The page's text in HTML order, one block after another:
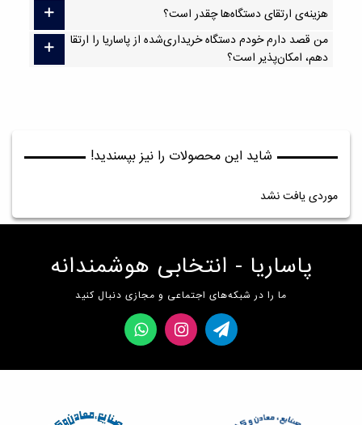
هزینه‌ی ارتقای دستگاه‌ها چقدر است؟
من قصد دارم خودم دستگاه خریداری‌شده از پاساریا را ارتقا
دهم، امکان‌پذیر است؟
شاید این محصولات را نیز بپسندید!
موردی یافت نشد
پاساریا - انتخابی هوشمندانه
ما را در شبکه‌های اجتماعی و مجازی دنبال کنید